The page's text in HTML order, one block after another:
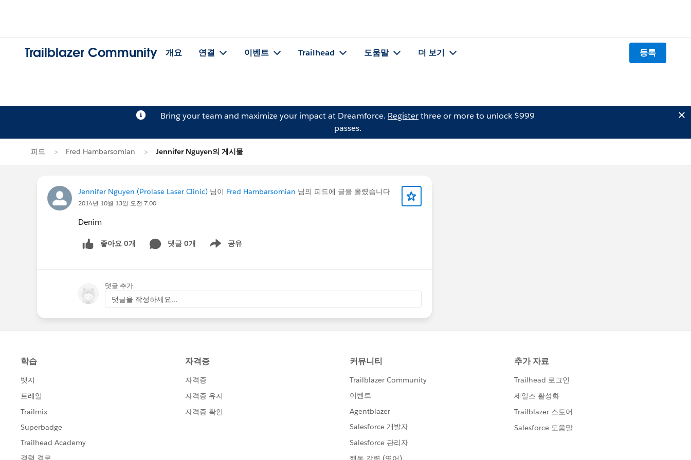
Trailblazer Community 개요 연결 이벤트 Trailhead 도움말 더 보기 등록
Bring your team and maximize your impact at Dreamforce. Registerthree or more to unlock $999
passes.
피드 Fred Hambarsomian Jennifer Nguyen의 게시물
Jennifer Nguyen (Prolase Laser Clinic) 님이 Fred Hambarsomian 님의 피드에 글을 올렸습니다
2014년 10월 13일 오전 7:00
Denim
좋아요 0개 댓글 0개 공유
Show menu
댓글 추가
댓글을 작성하세요...